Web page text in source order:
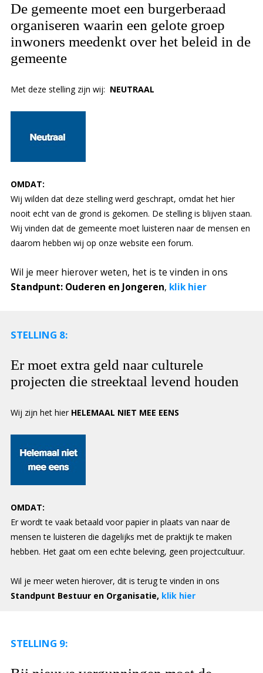
De gemeente moet een burgerberaad
organiseren waarin een gelote groep
inwoners meedenkt over het beleid in de
gemeente
Met deze stelling zijn wij: NEUTRAAL
OMDAT:
Wij wilden dat deze stelling werd geschrapt, omdat het hier
nooit echt van de grond is gekomen. De stelling is blijven staan.
Wij vinden dat de gemeente moet luisteren naar de mensen en
daarom hebben wij op onze website een forum.
Wil je meer hierover weten, het is te vinden in ons
Standpunt: Ouderen en Jongeren, klik hier
STELLING 8:
Er moet extra geld naar culturele
projecten die streektaal levend houden
Wij zijn het hier HELEMAAL NIET MEE EENS
OMDAT:
Er wordt te vaak betaald voor papier in plaats van naar de
mensen te luisteren die dagelijks met de praktijk te maken
hebben. Het gaat om een echte beleving, geen projectcultuur.
Wil je meer weten hierover, dit is terug te vinden in ons
Standpunt Bestuur en Organisatie, klik hier
STELLING 9: